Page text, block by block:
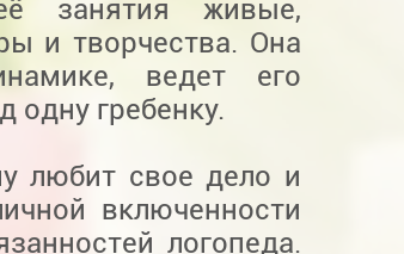
занятия живые,
и творчества. Она
ведет его
одну гребенку.
любит свое дело и
включенности
логопеда.